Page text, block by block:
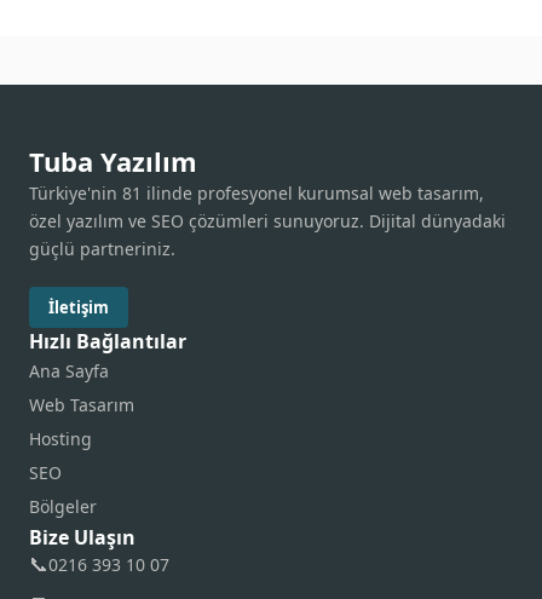
Tuba Yazılım
Türkiye'nin 81 ilinde profesyonel kurumsal web tasarım,
özel yazılım ve SEO çözümleri sunuyoruz. Dijital dünyadaki
güçlü partneriniz.
İletişim
Hızlı Bağlantılar
Ana Sayfa
Web Tasarım
Hosting
SEO
Bölgeler
Bize Ulaşın
📞0216 393 10 07